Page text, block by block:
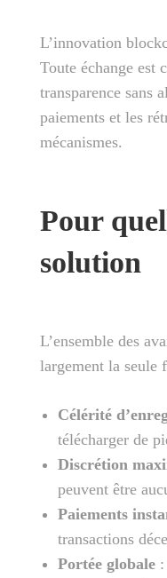
L’innovation
Toute échange est
transparence sans
paiements et les
mécanismes.
Pour
solution
L’ensemble des
largement la seule
Célérité
télécharger de
Discrétion
peuvent être
Paiements
transactions
Portée globale